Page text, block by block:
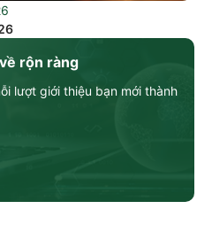
rộn ràng
lượt giới thiệu bạn mới thành